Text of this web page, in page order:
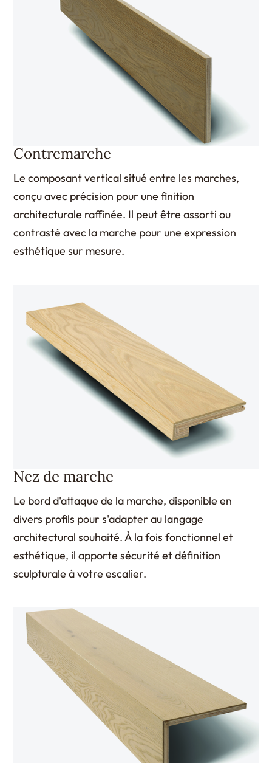
Contremarche
Le composant vertical situé entre les marches,
conçu avec précision pour une finition
architecturale raffinée. Il peut être assorti ou
contrasté avec la marche pour une expression
esthétique sur mesure.
Nez de marche
Le bord d'attaque de la marche, disponible en
divers profils pour s'adapter au langage
architectural souhaité. À la fois fonctionnel et
esthétique, il apporte sécurité et définition
sculpturale à votre escalier.